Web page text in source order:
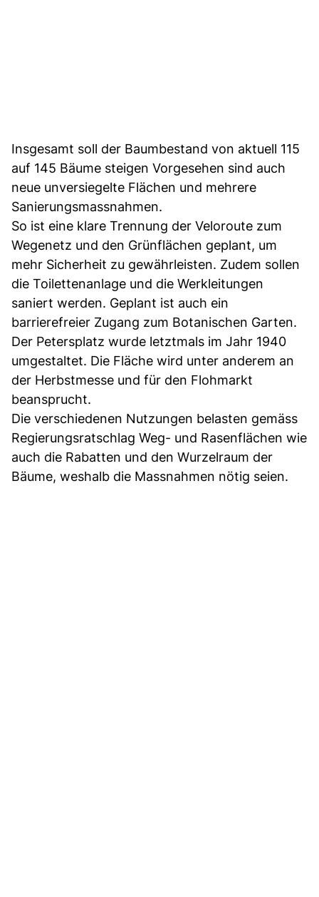
Insgesamt soll der Baumbestand von aktuell 115
auf 145 Bäume steigen Vorgesehen sind auch
neue unversiegelte Flächen und mehrere
Sanierungsmassnahmen.
So ist eine klare Trennung der Veloroute zum
Wegenetz und den Grünflächen geplant, um
mehr Sicherheit zu gewährleisten. Zudem sollen
die Toilettenanlage und die Werkleitungen
saniert werden. Geplant ist auch ein
barrierefreier Zugang zum Botanischen Garten.
Der Petersplatz wurde letztmals im Jahr 1940
umgestaltet. Die Fläche wird unter anderem an
der Herbstmesse und für den Flohmarkt
beansprucht.
Die verschiedenen Nutzungen belasten gemäss
Regierungsratschlag Weg- und Rasenflächen wie
auch die Rabatten und den Wurzelraum der
Bäume, weshalb die Massnahmen nötig seien.